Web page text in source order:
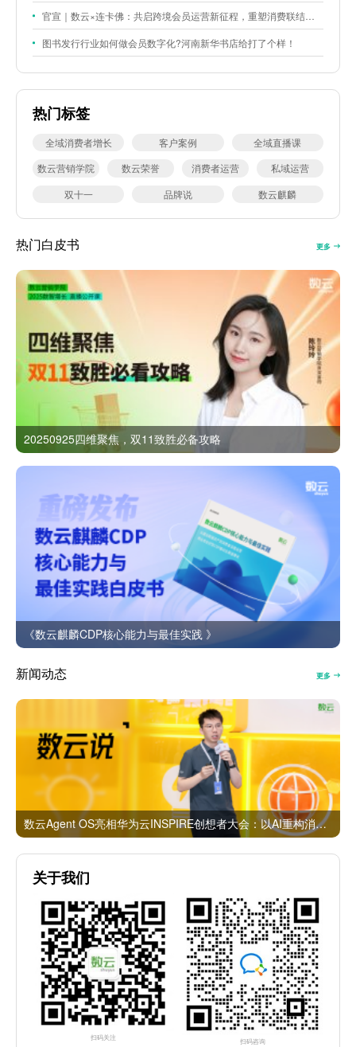
官宣｜数云×连卡佛：共启跨境会员运营新征程，重塑消费联结新体验
图书发行行业如何做会员数字化?河南新华书店给打了个样！
热门标签
全域消费者增长 客户案例
全域直播课
数云营销学院
数云荣誉 消费者运营
私域运营
双十一
品牌说 数云麒麟
热门白皮书 更多
20250925四维聚焦，双11致胜必备攻略
《数云麒麟CDP核心能力与最佳实践 》
新闻动态 更多
数云Agent OS亮相华为云INSPIRE创想者大会：以AI重构消费者运营与零售营销新范式
关于我们
扫码关注 扫码咨询